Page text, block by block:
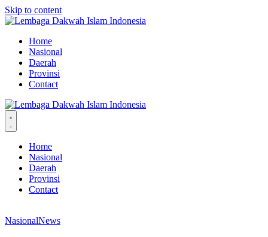
Skip to content
Home
Nasional
Daerah
Provinsi
Contact
Home
Nasional
Daerah
Provinsi
Contact
NasionalNews